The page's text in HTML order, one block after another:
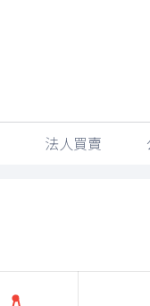
法人買賣